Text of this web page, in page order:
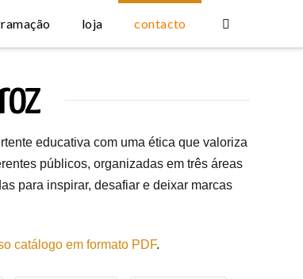
loja contacto
educativa com uma ética que valoriza
públicos, organizadas em três áreas
para inspirar, desafiar e deixar marcas
catálogo em formato PDF.